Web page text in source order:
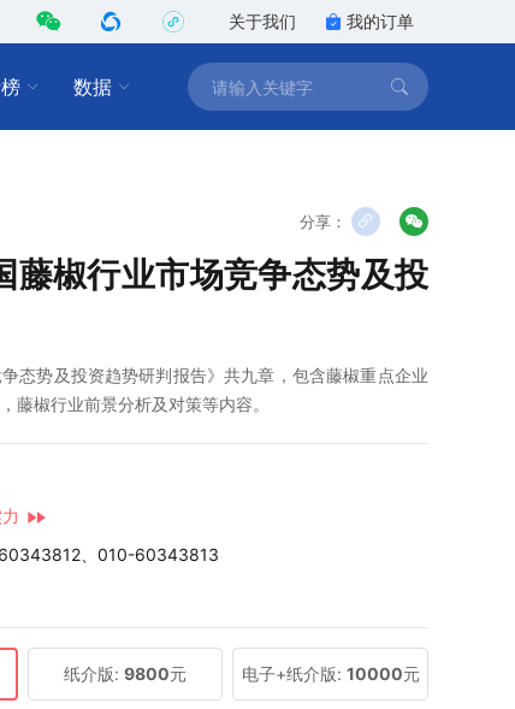
关于我们 我的订单
数据
分享：
椒行业市场竞争态势及投
态势及投资趋势研判报告》共九章，包含藤椒重点企业
椒行业前景分析及对策等内容。
、010-60343813
纸介版: 9800元 电子+纸介版: 10000元